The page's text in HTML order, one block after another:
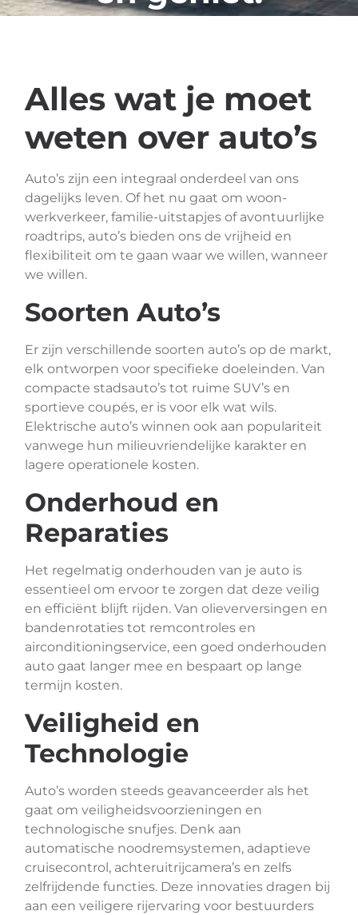
Alles wat je moet
weten over auto’s
Auto’s zijn een integraal onderdeel van ons
dagelijks leven. Of het nu gaat om woon-
werkverkeer, familie-uitstapjes of avontuurlijke
roadtrips, auto’s bieden ons de vrijheid en
flexibiliteit om te gaan waar we willen, wanneer
we willen.
Soorten Auto’s
Er zijn verschillende soorten auto’s op de markt,
elk ontworpen voor specifieke doeleinden. Van
compacte stadsauto’s tot ruime SUV’s en
sportieve coupés, er is voor elk wat wils.
Elektrische auto’s winnen ook aan populariteit
vanwege hun milieuvriendelijke karakter en
lagere operationele kosten.
Onderhoud en
Reparaties
Het regelmatig onderhouden van je auto is
essentieel om ervoor te zorgen dat deze veilig
en efficiënt blijft rijden. Van olieverversingen en
bandenrotaties tot remcontroles en
airconditioningservice, een goed onderhouden
auto gaat langer mee en bespaart op lange
termijn kosten.
Veiligheid en
Technologie
Auto’s worden steeds geavanceerder als het
gaat om veiligheidsvoorzieningen en
technologische snufjes. Denk aan
automatische noodremsystemen, adaptieve
cruisecontrol, achteruitrijcamera’s en zelfs
zelfrijdende functies. Deze innovaties dragen bij
aan een veiligere rijervaring voor bestuurders